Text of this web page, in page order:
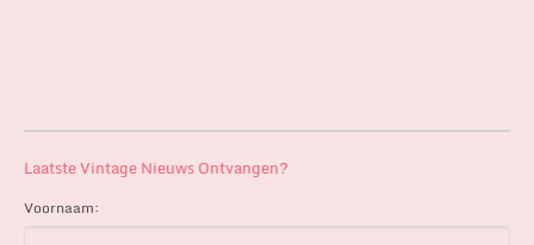
Laatste Vintage Nieuws Ontvangen?
Voornaam: